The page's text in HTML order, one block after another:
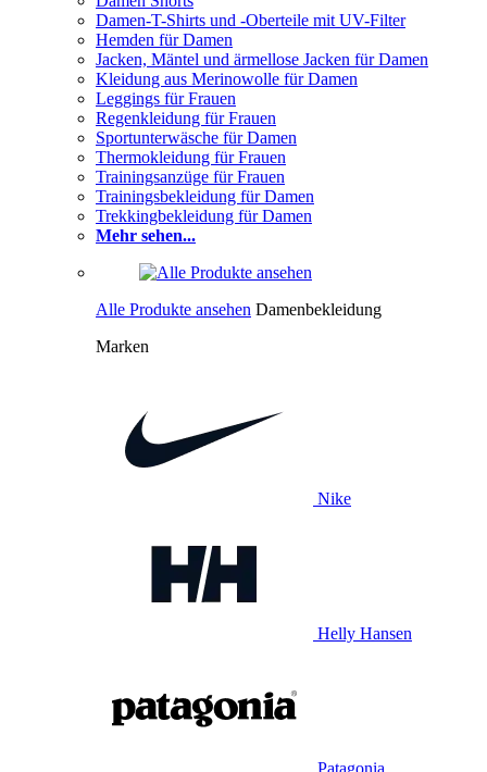
Damen-T-Shirts und -Oberteile mit UV-Filter
Hemden für Damen
Jacken, Mäntel und ärmellose Jacken für Damen
Kleidung aus Merinowolle für Damen
Leggings für Frauen
Regenkleidung für Frauen
Sportunterwäsche für Damen
Thermokleidung für Frauen
Trainingsanzüge für Frauen
Trainingsbekleidung für Damen
Trekkingbekleidung für Damen
Mehr sehen...
Alle Produkte ansehen Damenbekleidung
Marken
Nike
Helly Hansen
Patagonia